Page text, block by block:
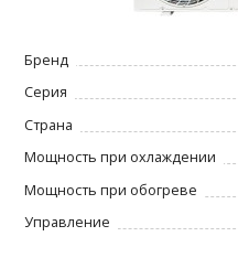
Бренд
Серия
Страна
Мощность при охлаждении
Мощность при обогреве
Управление